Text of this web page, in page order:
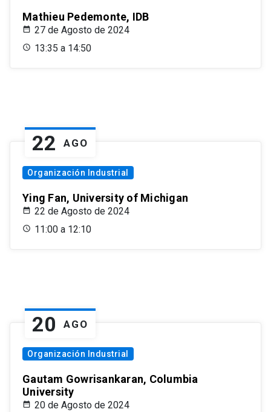
Mathieu Pedemonte, IDB
27 de Agosto de 2024
13:35 a 14:50
22 AGO
Organización Industrial
Ying Fan, University of Michigan
22 de Agosto de 2024
11:00 a 12:10
20 AGO
Organización Industrial
Gautam Gowrisankaran, Columbia
University
20 de Agosto de 2024